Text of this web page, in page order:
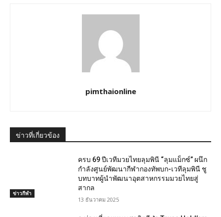
pimthaionline
ข่าวที่เกี่ยวข้อง
ข่าวกีฬา
ครบ 69 ปีเวทีมวยไทยลุมพินี “ลุมแม็กซ์” ผนึก
กำลังศูนย์พัฒนากีฬากองทัพบก-เวทีลุมพินี ชู
บทบาทผู้นำพัฒนาอุตสาหกรรมมวยไทยสู่
สากล
13 ธันวาคม 2025